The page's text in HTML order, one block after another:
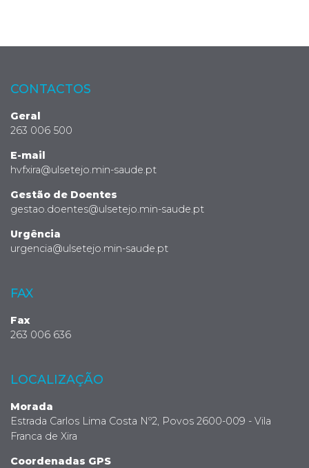
CONTACTOS
Geral
263 006 500
E-mail
hvfxira@ulsetejo.min-saude.pt
Gestão de Doentes
gestao.doentes@ulsetejo.min-saude.pt
Urgência
urgencia@ulsetejo.min-saude.pt
FAX
Fax
263 006 636
LOCALIZAÇÃO
Morada
Estrada Carlos Lima Costa Nº2, Povos 2600-009 - Vila
Franca de Xira
Coordenadas GPS